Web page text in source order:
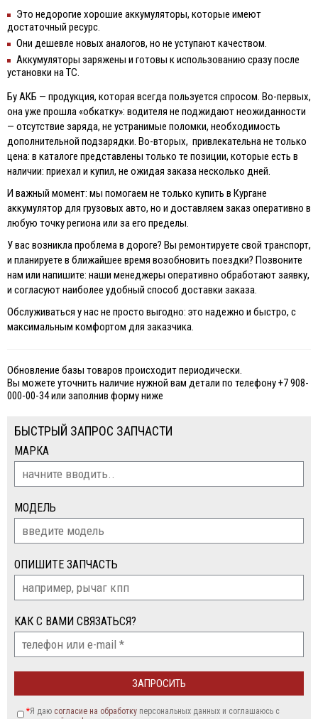
Это недорогие хорошие аккумуляторы, которые имеют
достаточный ресурс.
Они дешевле новых аналогов, но не уступают качеством.
Аккумуляторы заряжены и готовы к использованию сразу после
установки на ТС.
Бу АКБ — продукция, которая всегда пользуется спросом. Во-первых,
она уже прошла «обкатку»: водителя не поджидают неожиданности
— отсутствие заряда, не устранимые поломки, необходимость
дополнительной подзарядки. Во-вторых, привлекательна не только
цена: в каталоге представлены только те позиции, которые есть в
наличии: приехал и купил, не ожидая заказа несколько дней.
И важный момент: мы помогаем не только купить в Кургане
аккумулятор для грузовых авто, но и доставляем заказ оперативно в
любую точку региона или за его пределы.
У вас возникла проблема в дороге? Вы ремонтируете свой транспорт,
и планируете в ближайшее время возобновить поездки? Позвоните
нам или напишите: наши менеджеры оперативно обработают заявку,
и согласуют наиболее удобный способ доставки заказа.
Обслуживаться у нас не просто выгодно: это надежно и быстро, с
максимальным комфортом для заказчика.
Обновление базы товаров происходит периодически.
Вы можете уточнить наличие нужной вам детали по телефону +7 908-
000-00-34 или заполнив форму ниже
БЫСТРЫЙ ЗАПРОС ЗАПЧАСТИ
МАРКА
МОДЕЛЬ
ОПИШИТЕ ЗАПЧАСТЬ
КАК С ВАМИ СВЯЗАТЬСЯ?
*Я даю согласие на обработкуперсональных данных и соглашаюсь c